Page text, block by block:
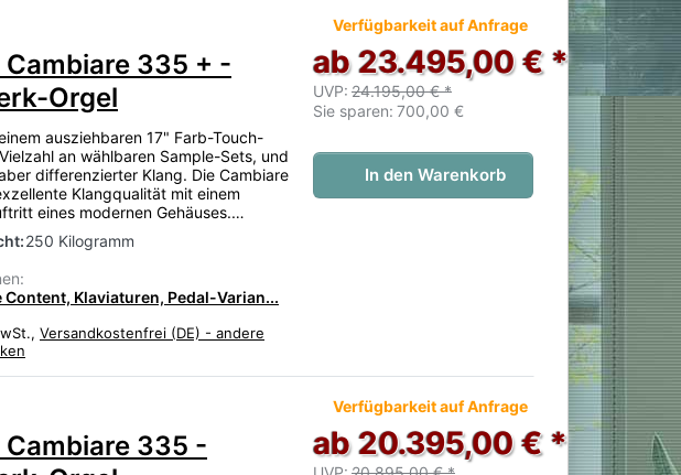
diesem Produkt liegen noch keine Bewertungen vor.
335 + -
Orgel
ausziehbaren 17" Farb-Touch-
an wählbaren Sample-Sets, und
differenzierter Klang. Die Cambiare
Klangqualität mit einem
eines modernen Gehäuses.…
250 Kilogramm
Content, Klaviaturen, Pedal-Varian...
Versandkostenfrei (DE) - andere
Verfügbarkeit auf Anfrage
ab 23.495,00 € *
UVP: 24.195,00 € *
Sie sparen: 700,00 €
In den Warenkorb
diesem Produkt liegen noch keine Bewertungen vor.
335 -
Verfügbarkeit auf Anfrage
ab 20.395,00 € *